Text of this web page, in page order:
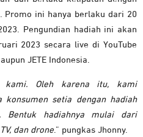
Promo ini hanya berlaku dari 20
Pengundian hadiah ini akan
2023 secara live di YouTube
JETE Indonesia.
kami. Oleh karena itu, kami
konsumen setia dengan hadiah
hadiahnya mulai dari
dan drone.” pungkas Jhonny.